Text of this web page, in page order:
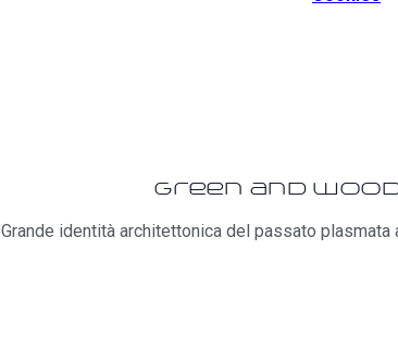
Green and
Grande identità architettonica del passato